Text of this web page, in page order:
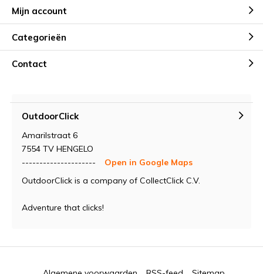
Mijn account
Categorieën
Contact
OutdoorClick
Amarilstraat 6
7554 TV HENGELO
---------------------
Open in Google Maps
OutdoorClick is a company of CollectClick C.V.
Adventure that clicks!